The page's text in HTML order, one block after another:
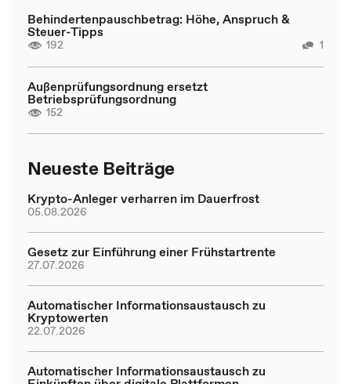
Behindertenpauschbetrag: Höhe, Anspruch &
Steuer-Tipps
192 1
Außenprüfungsordnung ersetzt
Betriebsprüfungsordnung
152
Neueste Beiträge
Krypto-Anleger verharren im Dauerfrost
05.08.2026
Gesetz zur Einführung einer Frühstartrente
27.07.2026
Automatischer Informationsaustausch zu
Kryptowerten
22.07.2026
Automatischer Informationsaustausch zu